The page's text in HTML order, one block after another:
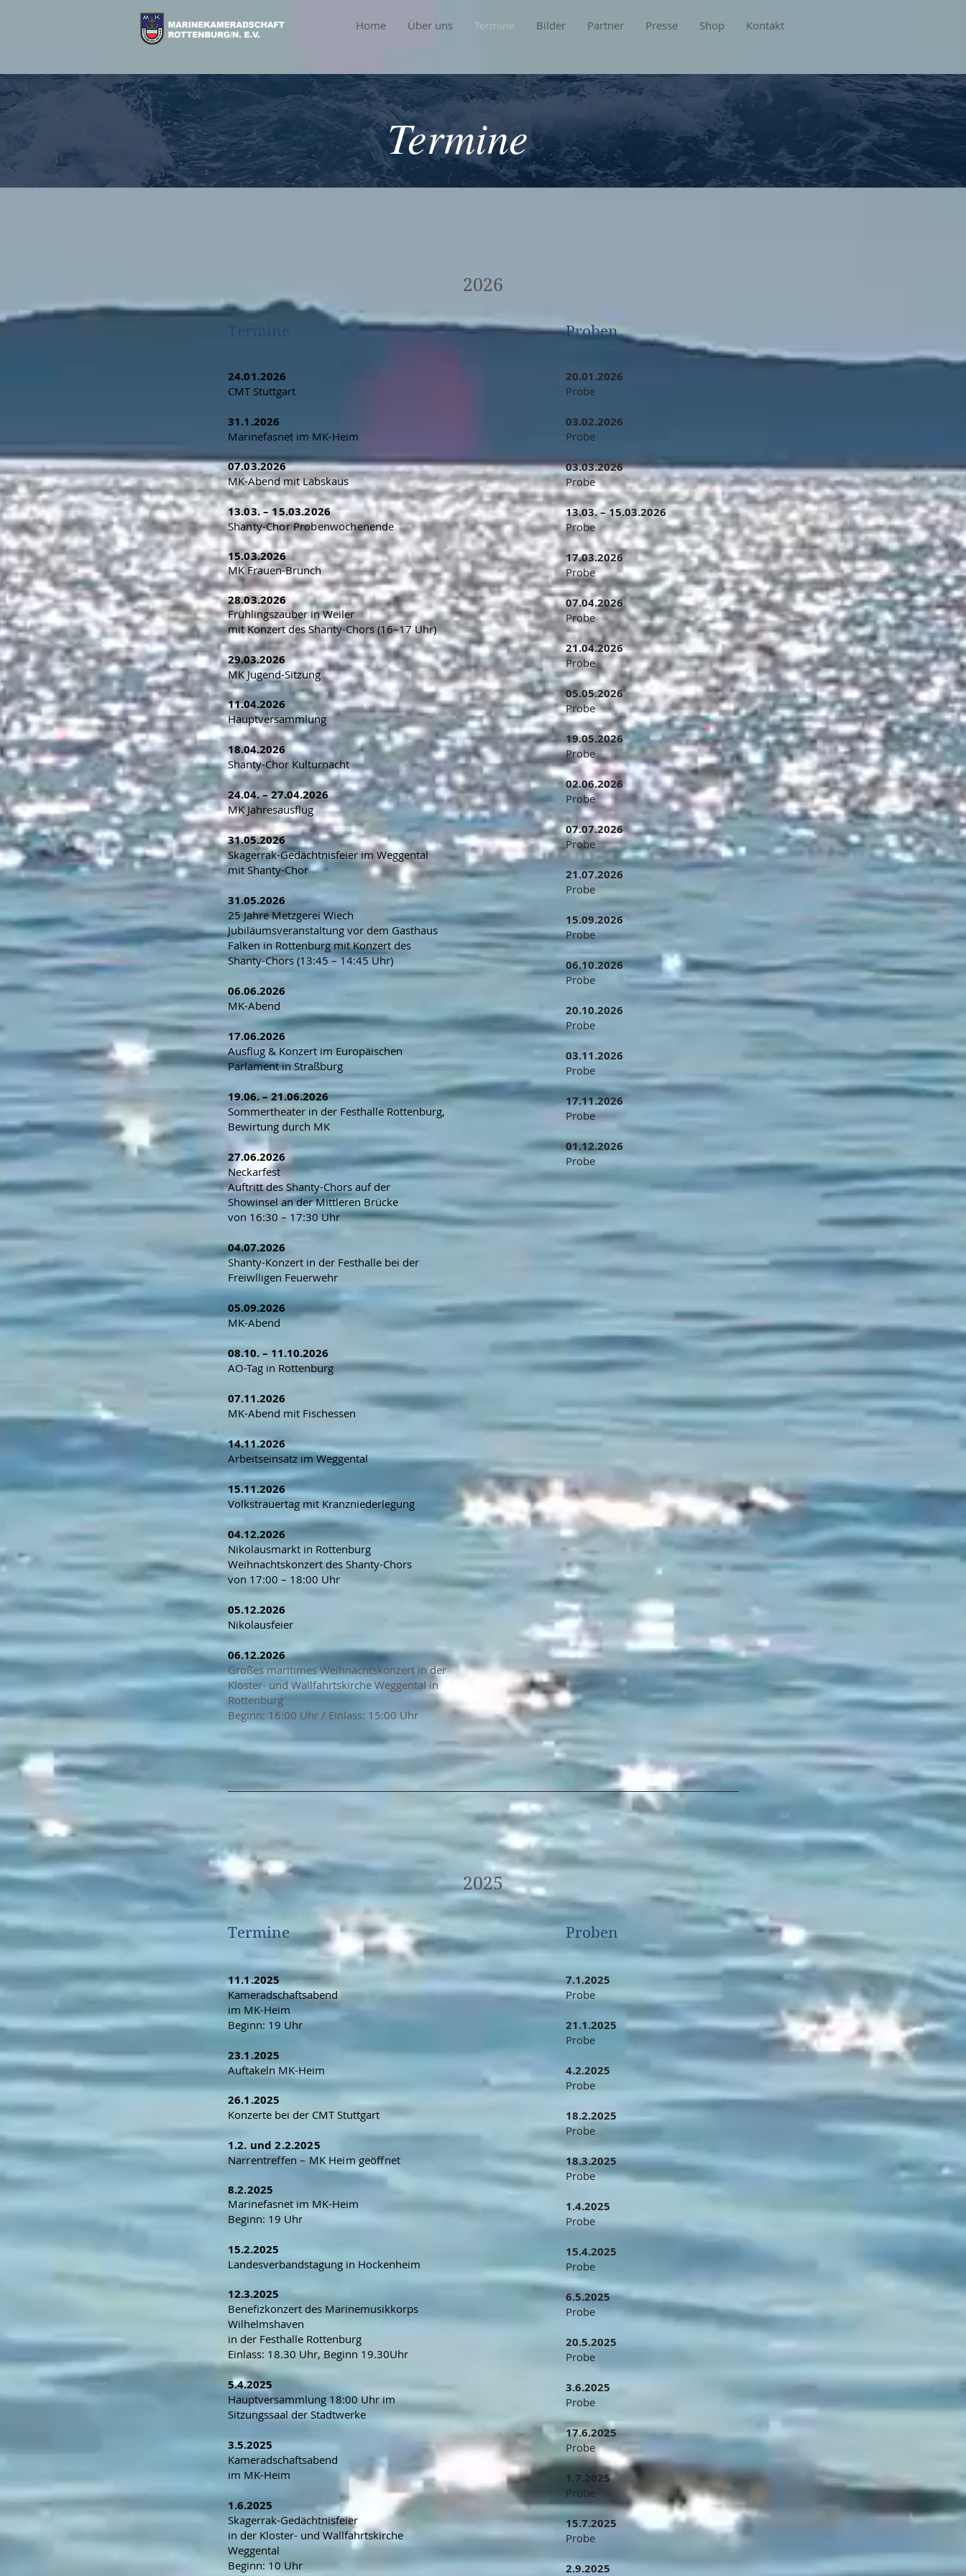
Home Über uns Termine Bilder Partner Presse Shop Kontakt
Termine
2026
24.01.2026
CMT Stuttgart
31.1.2026
Marinefasnet im MK-Heim
07.03.2026
MK-Abend mit Labskaus
13.03. – 15.03.2026
Shanty-Chor Probenwochenende
15.03.2026
MK Frauen-Brunch
28.03.2026
Frühlingszauber in Weiler
mit Konzert des Shanty-Chors (16–17 Uhr)
29.03.2026
MK Jugend-Sitzung
11.04.2026
Hauptversammlung
18.04.2026
Shanty-Chor Kulturnacht
24.04. – 27.04.2026
MK Jahresausflug
31.05.2026
Skagerrak-Gedächtnisfeier im Weggental
mit Shanty-Chor
31.05.2026
25 Jahre Metzgerei Wiech
Jubiläumsveranstaltung vor dem Gasthaus
Falken in Rottenburg mit Konzert des
Shanty-Chors (13:45 – 14:45 Uhr)
06.06.2026
MK-Abend
17.06.2026
Ausflug & Konzert im Europäischen
Parlament in Straßburg
19.06. – 21.06.2026
Sommertheater in der Festhalle Rottenburg,
Bewirtung durch MK
27.06.2026
Neckarfest
Auftritt des Shanty-Chors auf der
Showinsel an der Mittleren Brücke
von 16:30 – 17:30 Uhr
04.07.2026
Shanty-Konzert in der Festhalle bei der
Freiwlligen Feuerwehr
05.09.2026
MK-Abend
08.10. – 11.10.2026
AO-Tag in Rottenburg
07.11.2026
MK-Abend mit Fischessen
14.11.2026
Arbeitseinsatz im Weggental
15.11.2026
Volkstrauertag mit Kranzniederlegung
04.12.2026
Nikolausmarkt in Rottenburg
Weihnachtskonzert des Shanty-Chors
von 17:00 – 18:00 Uhr
05.12.2026
Nikolausfeier​
06.12.2026
Großes maritimes Weihnachtskonzert in der
Kloster- und Wallfahrtskirche Weggental in
Rottenburg
Beginn: 16:00 Uhr / Einlass: 15:00 Uhr
Termine Proben
20.01.2026
Probe
03.02.2026
Probe
03.03.2026
Probe
13.03. – 15.03.2026
Probe
17.03.2026
Probe
07.04.2026
Probe
21.04.2026
Probe
05.05.2026
Probe
19.05.2026
Probe
02.06.2026
Probe
07.07.2026
Probe
21.07.2026
Probe
15.09.2026
Probe
06.10.2026
Probe
20.10.2026
Probe
03.11.2026
Probe
17.11.2026
Probe
01.12.2026
Probe​
2025
Termine Proben
11.1.2025
Kameradschaftsabend
im MK-Heim
Beginn: 19 Uhr
23.1.2025
Auftakeln MK-Heim
26.1.2025
Konzerte bei der CMT Stuttgart
1.2. und 2.2.2025
Narrentreffen – MK Heim geöffnet
8.2.2025
Marinefasnet im MK-Heim
Beginn: 19 Uhr
15.2.2025
Landesverbandstagung in Hockenheim
12.3.2025
Benefizkonzert des Marinemusikkorps
Wilhelmshaven
in der Festhalle Rottenburg
Einlass: 18.30 Uhr, Beginn 19.30Uhr
5.4.2025
Hauptversammlung 18:00 Uhr im
Sitzungssaal der Stadtwerke
3.5.2025
Kameradschaftsabend
im MK-Heim
1.6.2025
Skagerrak-Gedächtnisfeier
in der Kloster- und Wallfahrtskirche
Weggental
Beginn: 10 Uhr
7.1.2025
Probe
21.1.2025
Probe
4.2.2025
Probe
18.2.2025
Probe
18.3.2025
Probe
1.4.2025
Probe
15.4.2025
Probe
6.5.2025
Probe
20.5.2025
Probe
3.6.2025
Probe
17.6.2025
Probe
1.7.2025
Probe
15.7.2025
Probe
2.9.2025